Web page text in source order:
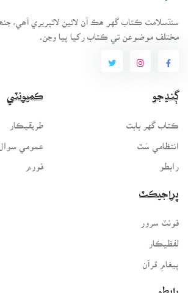
مختلف موضوعن تي ڪتاب رکيا پيا وڃن.
ڳنڍجو
ڪتاب گهر بابت
انتظامي سَٿ
رابطو
ڪميونٽي
طريقيڪار
عمومي سوال
فورم
پراجيڪٽ
فونٽ سرور
لفظيڪار
پيغامِ قرآن